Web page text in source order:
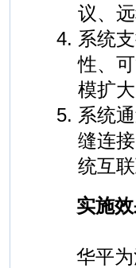
议、
系统
性、
模扩
系统
缝连
统互
实施
华平为河